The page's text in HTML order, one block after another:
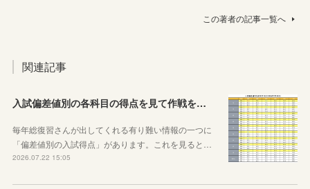
この著者の記事一覧へ
関連記事
入試偏差値別の各科目の得点を見て作戦を練ろう！
毎年総復習さんが出してくれる有り難い情報の一つに
「偏差値別の入試得点」があります。これを見ると…
2026.07.22 15:05